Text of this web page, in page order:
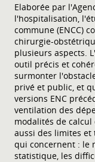
Elaborée par
l'hospitalisation,
commune (ENCC)
chirurgie-
plusieurs aspects.
outil précis et
surmonter
privé et public, et
versions ENC
ventilation des
modalités de
aussi des limites et
qui concernent : le
statistique, les